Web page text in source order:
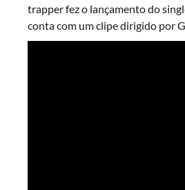
trapper fez o lançamento do
conta com um clipe dirigido por